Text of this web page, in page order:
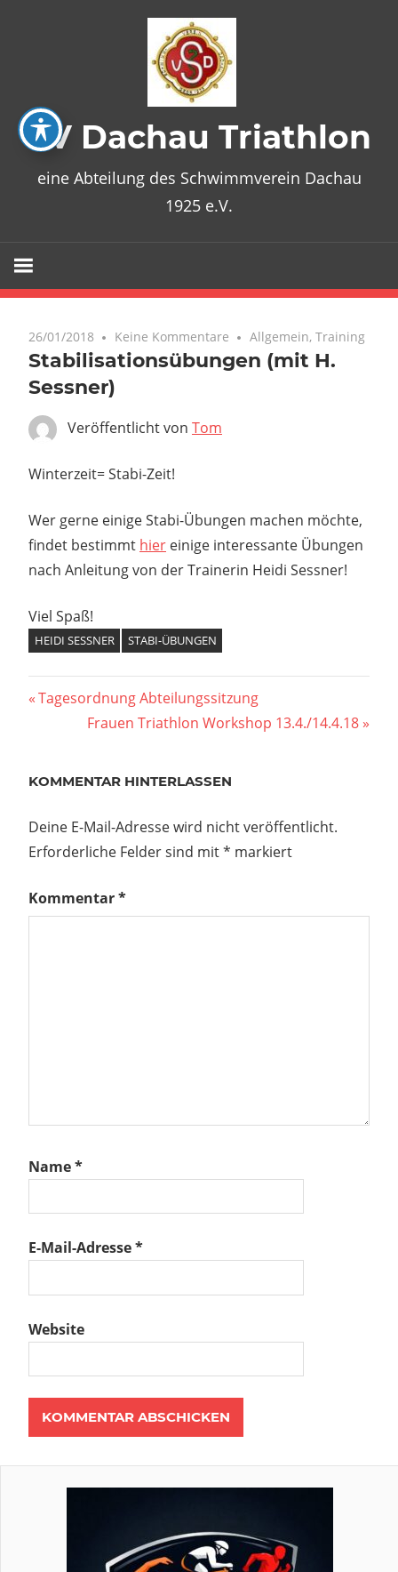
SV Dachau Triathlon
eine Abteilung des Schwimmverein Dachau
1925 e.V.
26/01/2018 Keine Kommentare Allgemein,Training
Stabilisationsübungen (mit H.
Sessner)
Veröffentlicht von Tom
Winterzeit= Stabi-Zeit!
Wer gerne einige Stabi-Übungen machen möchte,
findet bestimmt hier einige interessante Übungen
nach Anleitung von der Trainerin Heidi Sessner!
Viel Spaß!
HEIDI SESSNER STABI-ÜBUNGEN
Beitragsnavigation
Vorheriger
Beitrag:
Tagesordnung Abteilungssitzung
Nächster
Frauen Triathlon Workshop 13.4./14.4.18
KOMMENTAR HINTERLASSEN
Deine E-Mail-Adresse wird nicht veröffentlicht.
Erforderliche Felder sind mit* markiert
Kommentar*
Name*
E-Mail-Adresse*
Website